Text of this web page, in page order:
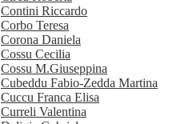
Contini Riccardo
Corbo Teresa
Corona Daniela
Cossu Cecilia
Cossu M.Giuseppina
Cubeddu Fabio-Zedda Martina
Cuccu Franca Elisa
Curreli Valentina